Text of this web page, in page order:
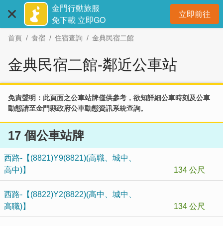
主
金門行動旅服
免下載 立即GO
立即前往開
首頁 食宿 住宿查詢 金典民宿二館
金典民宿二館-鄰近公車站
免責聲明：此頁面之公車站牌僅供參考，欲知詳細公車時刻及公車
動態請至金門縣政府公車動態資訊系統查詢。
17 個公車站牌
西路-【(8821)Y9(8821)(高職、城中、
高中)】
134 公尺
西路-【(8822)Y2(8822)(高中、城中、
高職)】
134 公尺